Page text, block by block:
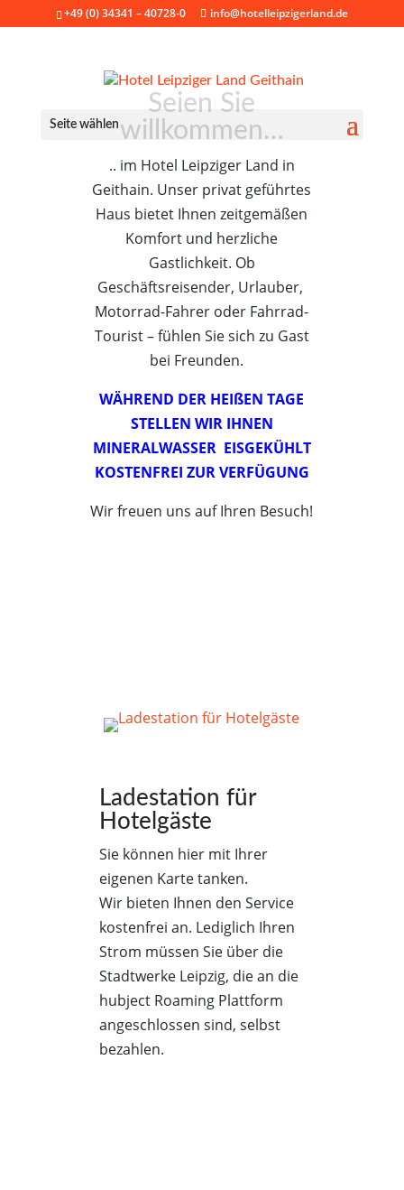
+49 (0) 34341 – 40728-0 info@hotelleipzigerland.de
Seite wählen
Seien Sie
willkommen…
.. im Hotel Leipziger Land in
Geithain. Unser privat geführtes
Haus bietet Ihnen zeitgemäßen
Komfort und herzliche
Gastlichkeit. Ob
Geschäftsreisender, Urlauber,
Motorrad-Fahrer oder Fahrrad-
Tourist – fühlen Sie sich zu Gast
bei Freunden.
WÄHREND DER HEIßEN TAGE
STELLEN WIR IHNEN
MINERALWASSER EISGEKÜHLT
KOSTENFREI ZUR VERFÜGUNG
Wir freuen uns auf Ihren Besuch!
Ladestation für
Hotelgäste
Sie können hier mit Ihrer
eigenen Karte tanken.
Wir bieten Ihnen den Service
kostenfrei an. Lediglich Ihren
Strom müssen Sie über die
Stadtwerke Leipzig, die an die
hubject Roaming Plattform
angeschlossen sind, selbst
bezahlen.